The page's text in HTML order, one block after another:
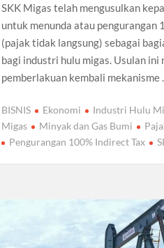
SKK Migas telah mengusulkan
untuk menunda atau pengurangan
(pajak tidak langsung) sebagai
bagi industri hulu migas. Usulan ini
pemberlakuan kembali mekanisme
BISNIS Ekonomi Industri Hulu
Migas
Minyak dan Gas Bumi
Pengurangan 100% Indirect Tax